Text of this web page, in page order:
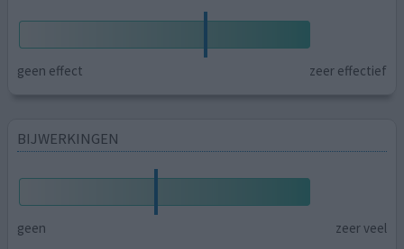
geen effect zeer effectief
BIJWERKINGEN
geen
zeer veel